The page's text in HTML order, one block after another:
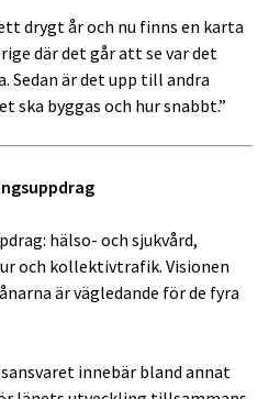
drygt år och nu finns en karta
där det går att se var det
är det upp till andra
ska byggas och hur snabbt.”
hälso- och sjukvård,
och kollektivtrafik. Visionen
är vägledande för de fyra
innebär bland annat